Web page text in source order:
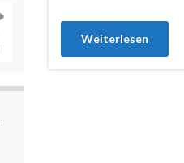
Weiterlesen